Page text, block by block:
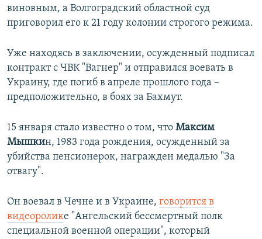
виновным, а Волгоградский областной суд
приговорил его к 21 году колонии строгого режима.
Уже находясь в заключении, осужденный подписал
контракт с ЧВК "Вагнер" и отправился воевать в
Украину, где погиб в апреле прошлого года –
предположительно, в боях за Бахмут.
15 января стало известно о том, что Максим
Мышкин, 1983 года рождения, осужденный за
убийства пенсионерок, награжден медалью "За
отвагу".
Он воевал в Чечне и в Украине, говорится в
видеоролике "Ангельский бессмертный полк
специальной военной операции", который